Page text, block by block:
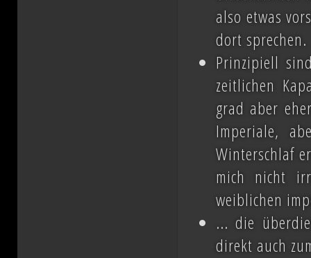
also etwas
dort sprechen.
Prinzipiell
zeitlichen
grad aber
Imperiale,
Winterschlaf
mich nicht
weiblichen
... die
direkt auch